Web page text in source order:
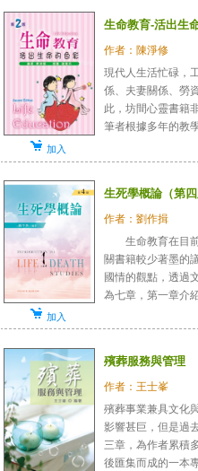
生命教育-活出生
作者：陳淨修
現代人生活忙碌，
係、夫妻關係、勞
此，坊間心靈書籍
筆者根據多年的教
加入
生死學概論（第
作者：劉作揖
生命教育在目前
關書籍較少著墨的
國情的觀點，透
為七章，第一章介
加入
殯葬服務與管理
作者：王士峯
殯葬事業兼具文化
影響甚巨，但是過
三章，為作者累積
後匯集而成的一本